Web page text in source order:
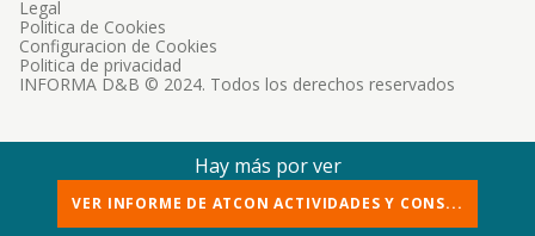
INFORMA D&B © 2024. Todos los derechos reservados
Legal
Politica de Cookies
Configuracion de Cookies
Politica de privacidad
Hay más por ver
VER INFORME DE ATCON ACTIVIDADES Y CONS...